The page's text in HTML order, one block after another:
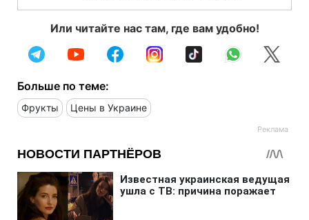
Или читайте нас там, где вам удобно!
Больше по теме:
Фрукты Цены в Украине